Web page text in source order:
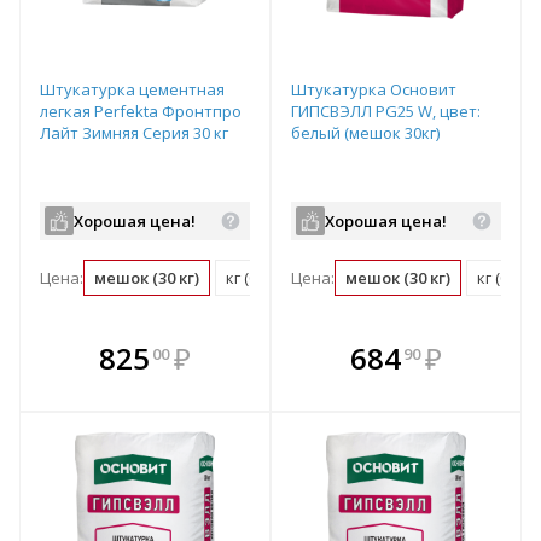
Штукатурка цементная
легкая Perfekta Фронтпро
Лайт Зимняя Серия 30 кг
Хорошая цена!
Цена: мешок (30 кг) кг (0.03 мешок)
825 00 ₽
В комплекте
всегда выгоднее!
Штукатурка Основит
ГИПСВЭЛЛ PG25 W, цвет:
белый (мешок 30кг)
Хорошая цена!
Цена: мешок (30 кг) кг (0.03
В комплекте
всегда выгоднее!
68490 ₽